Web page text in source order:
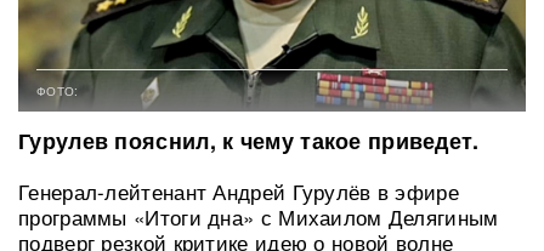
ФОТО:
Гурулев пояснил, к чему такое приведет.
Генерал-лейтенант Андрей Гурулёв в эфире
программы «Итоги дна» с Михаилом Делягиным
подверг резкой критике идею о новой волне